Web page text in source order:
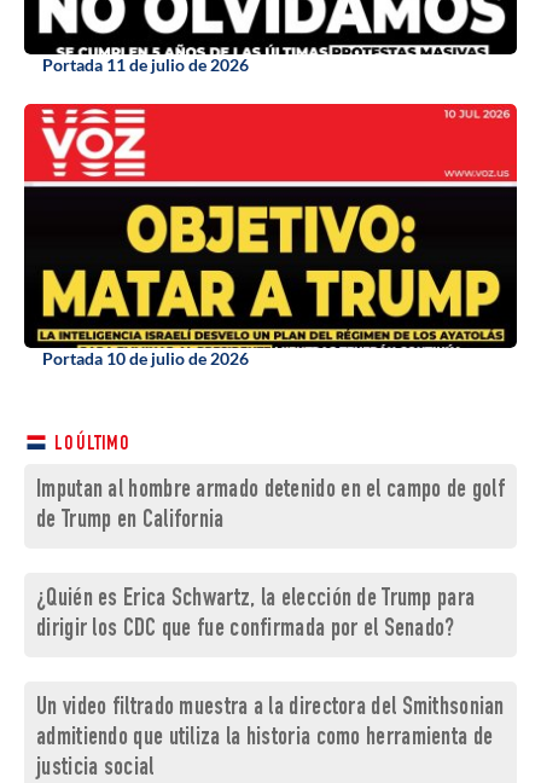
Portada 11 de julio de 2026
Portada 10 de julio de 2026
LO ÚLTIMO
Imputan al hombre armado detenido en el campo de golf
de Trump en California
¿Quién es Erica Schwartz, la elección de Trump para
dirigir los CDC que fue confirmada por el Senado?
Un video filtrado muestra a la directora del Smithsonian
admitiendo que utiliza la historia como herramienta de
justicia social